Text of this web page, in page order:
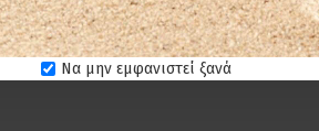
Να μην εμφανιστεί ξανά